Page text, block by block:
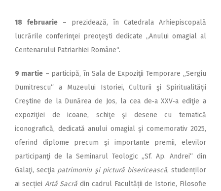
18 februarie – prezidează, în Catedrala Arhiepiscopală
lucrările conferinţei preoţeşti dedicate „Anului omagial al
Centenarului Patriarhiei Române“.
9 martie– participă, în Sala de Expoziţii Temporare „Sergiu
Dumitrescu“ a Muzeului Istoriei, Culturii şi Spiritualităţii
Creştine de la Dunărea de Jos, la cea de‑a XXV‑a ediţie a
expoziţiei de icoane, schiţe şi desene cu tematică
iconografică, dedicată anului omagial şi comemorativ 2025,
oferind diplome precum şi importante premii, elevilor
participanţi de la Seminarul Teologic „Sf. Ap. Andrei“ din
Galaţi, secţia patrimoniu şi pictură bisericească, studenților
ai secției Artă Sacrădin cadrul Facultății de Istorie, Filosofie